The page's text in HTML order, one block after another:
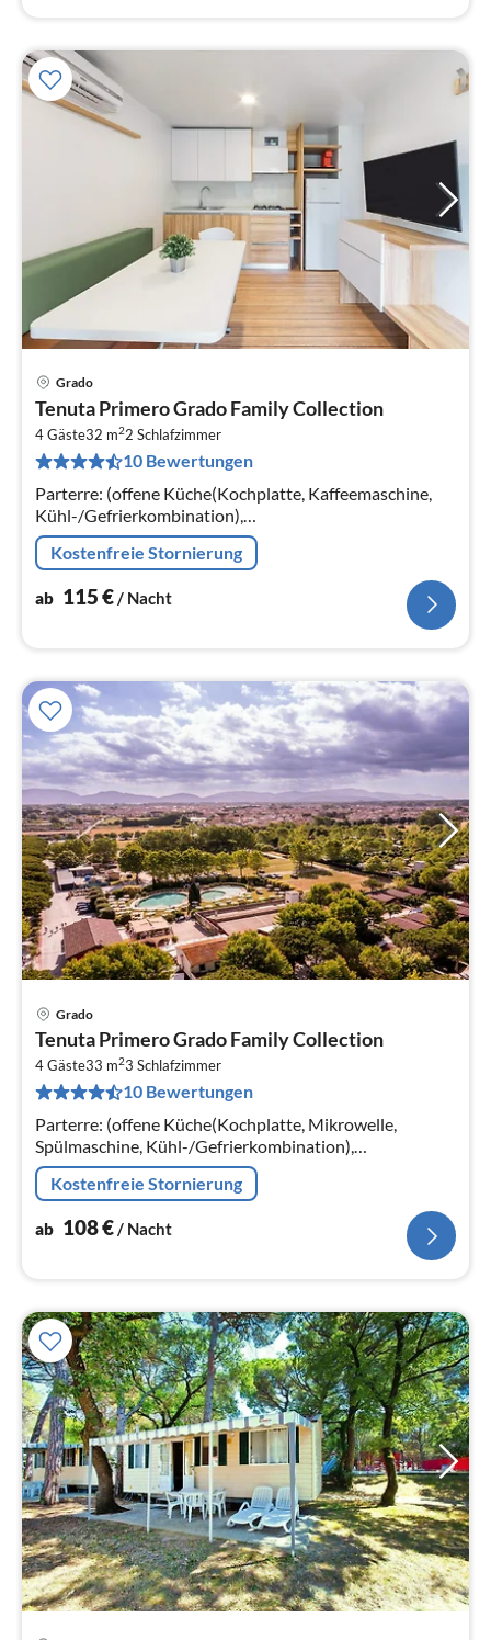
Grado
Tenuta Primero Grado Family Collection
4 Gäste32 m22 Schlafzimmer
10 Bewertungen
Parterre: (offene Küche(Kochplatte, Kaffeemaschine,
Kühl-/Gefrierkombination),
Wohn/Esszimmer(TV(Satellit), Esstisch, Sitzecke),
Schlafzimmer(Doppelbett), Schlafzimmer(Doppelbett)
Kostenfreie Stornierung
ab 115€/ Nacht
Grado
Tenuta Primero Grado Family Collection
4 Gäste33 m23 Schlafzimmer
10 Bewertungen
Parterre: (offene Küche(Kochplatte, Mikrowelle,
Spülmaschine, Kühl-/Gefrierkombination),
Wohn/Esszimmer(TV(Satellit), Esstisch, Sitzecke),
Schlafzimmer(Doppelbett)
Kostenfreie Stornierung
ab 108€/ Nacht